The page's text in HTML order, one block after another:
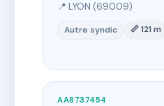
📍 LYON (69009)
Autre syndic 📏 121 m
AA8737454